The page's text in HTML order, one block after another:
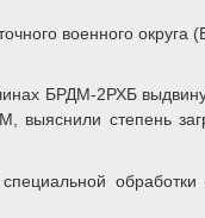
военного округа
БРДМ-2РХБ
степень